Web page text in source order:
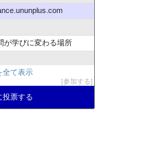
学びに変わる場所
てみた〜増えるかな
全て表示
参加する
投票する